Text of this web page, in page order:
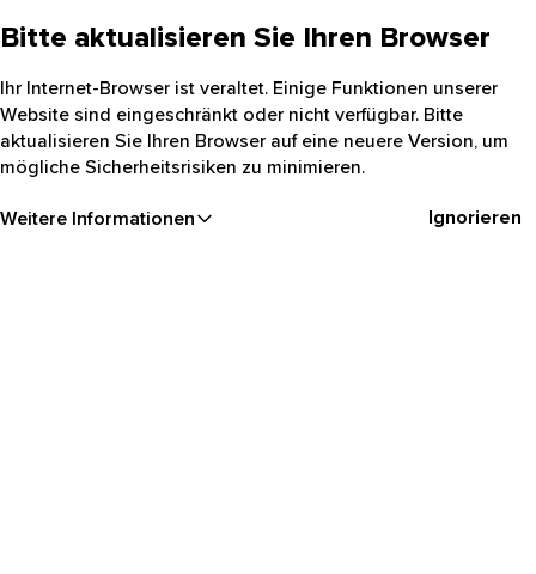
Bitte aktualisieren Sie Ihren Browser
Ihr Internet-Browser ist veraltet. Einige Funktionen unserer
Website sind eingeschränkt oder nicht verfügbar. Bitte
aktualisieren Sie Ihren Browser auf eine neuere Version, um
mögliche Sicherheitsrisiken zu minimieren.
Weitere Informationen Ignorieren